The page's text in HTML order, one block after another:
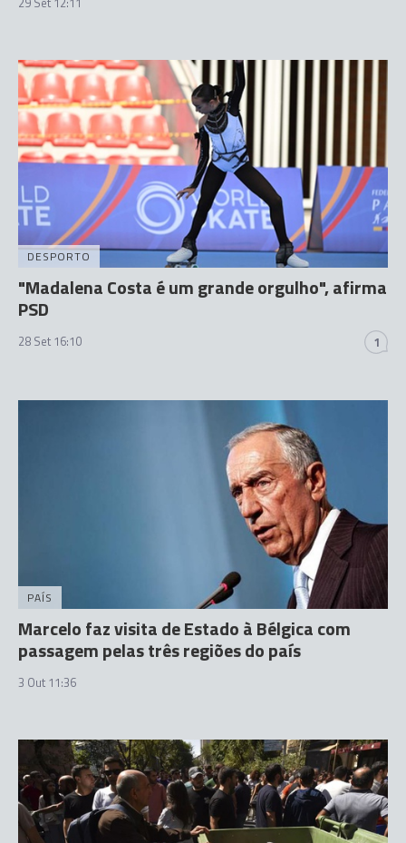
DESPORTO
"Madalena Costa é um grande orgulho", afirma
PSD
28 Set 16:10 1
PAÍS
Marcelo faz visita de Estado à Bélgica com
passagem pelas três regiões do país
3 Out 11:36